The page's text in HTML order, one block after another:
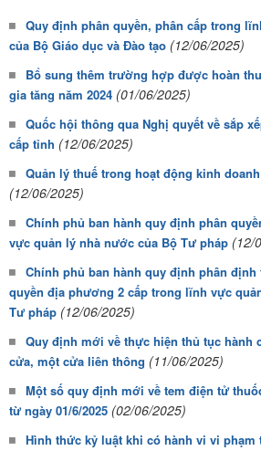
Quy định phân quyền, phân cấp trong
của Bộ Giáo dục và Đào tạo (12/06/2025)
Bổ sung thêm trường hợp được hoàn
gia tăng năm 2024 (01/06/2025)
Quốc hội thông qua Nghị quyết về sắp
cấp tỉnh (12/06/2025)
Quản lý thuế trong hoạt động kinh
(12/06/2025)
Chính phủ ban hành quy định phân
vực quản lý nhà nước của Bộ Tư pháp (12/
Chính phủ ban hành quy định phân định
quyền địa phương 2 cấp trong lĩnh vực
Tư pháp (12/06/2025)
Quy định mới về thực hiện thủ tục hành
cửa, một cửa liên thông (11/06/2025)
Một số quy định mới về tem điện tử
từ ngày 01/6/2025 (02/06/2025)
Hình thức kỷ luật khi có hành vi vi